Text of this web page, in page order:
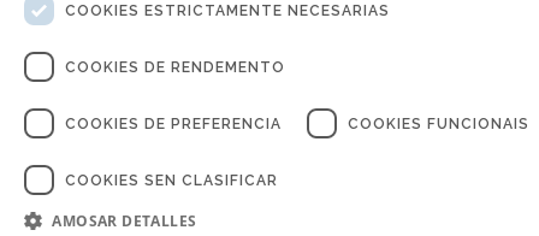
COOKIES ESTRICTAMENTE NECESARIAS
COOKIES DE RENDEMENTO
COOKIES DE PREFERENCIA COOKIES FUNCIONAIS
COOKIES SEN CLASIFICAR
AMOSAR DETALLES